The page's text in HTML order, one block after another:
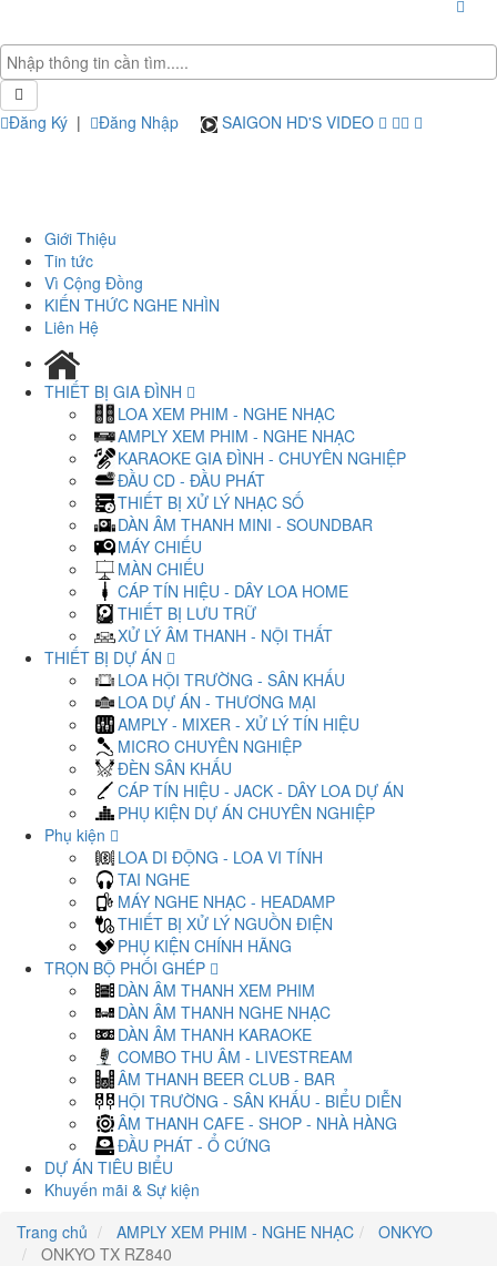
Đăng Ký | Đăng Nhập SAIGON HD'S VIDEO
Giới Thiệu
Tin tức
Vì Cộng Đồng
KIẾN THỨC NGHE NHÌN
Liên Hệ
THIẾT BỊ GIA ĐÌNH
LOA XEM PHIM - NGHE NHẠC
AMPLY XEM PHIM - NGHE NHẠC
KARAOKE GIA ĐÌNH - CHUYÊN NGHIỆP
ĐẦU CD - ĐẦU PHÁT
THIẾT BỊ XỬ LÝ NHẠC SỐ
DÀN ÂM THANH MINI - SOUNDBAR
MÁY CHIẾU
MÀN CHIẾU
CÁP TÍN HIỆU - DÂY LOA HOME
THIẾT BỊ LƯU TRỮ
XỬ LÝ ÂM THANH - NỘI THẤT
THIẾT BỊ DỰ ÁN
LOA HỘI TRƯỜNG - SÂN KHẤU
LOA DỰ ÁN - THƯƠNG MẠI
AMPLY - MIXER - XỬ LÝ TÍN HIỆU
MICRO CHUYÊN NGHIỆP
ĐÈN SÂN KHẤU
CÁP TÍN HIỆU - JACK - DÂY LOA DỰ ÁN
PHỤ KIỆN DỰ ÁN CHUYÊN NGHIỆP
Phụ kiện
LOA DI ĐỘNG - LOA VI TÍNH
TAI NGHE
MÁY NGHE NHẠC - HEADAMP
THIẾT BỊ XỬ LÝ NGUỒN ĐIỆN
PHỤ KIỆN CHÍNH HÃNG
TRỌN BỘ PHỐI GHÉP
DÀN ÂM THANH XEM PHIM
DÀN ÂM THANH NGHE NHẠC
DÀN ÂM THANH KARAOKE
COMBO THU ÂM - LIVESTREAM
ÂM THANH BEER CLUB - BAR
HỘI TRƯỜNG - SÂN KHẤU - BIỂU DIỄN
ÂM THANH CAFE - SHOP - NHÀ HÀNG
ĐẦU PHÁT - Ổ CỨNG
DỰ ÁN TIÊU BIỂU
Khuyến mãi & Sự kiện
Trang chủ
AMPLY XEM PHIM - NGHE NHẠC
ONKYO
ONKYO TX RZ840